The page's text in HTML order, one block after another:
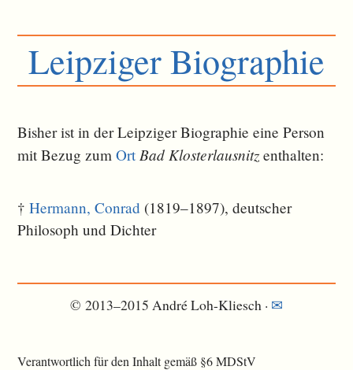
Leipziger Biographie
Bisher ist in der Leipziger Biographie eine Person
mit Bezug zumOrt Bad Klosterlausnitz ent­halten:
†Hermann, Conrad (1819–1897), deutscher
Philosoph und Dichter
© 2013–2015 André Loh-Kliesch · ✉
Verantwortlich für den Inhalt gemäß §6 MDStV